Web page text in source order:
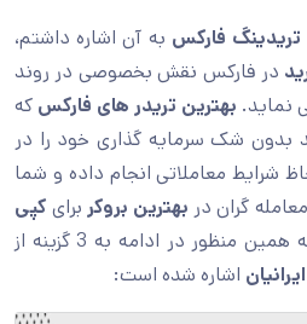
فارکس به آن اشاره داشتم،
در فارکس نقش بخصوصی در روند
نماید. بهترین تریدر های فارکس که
بدون شک سرمایه گذاری خود را در
شرایط معاملاتی انجام داده و شما
گران در بهترین بروکربرای کپی
منظور در ادامه به 3 گزینه از
اشاره شده است: